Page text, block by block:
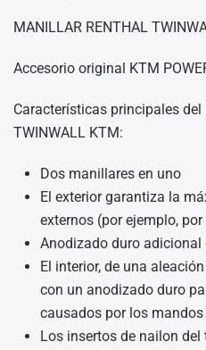
MANILLAR RENTHAL
Accesorio original KTM
Características principales del
TWINWALL KTM:
Dos manillares en uno
El exterior garantiza la
externos (por ejemplo,
Anodizado duro
El interior, de una
con un anodizado duro
causados por los
Los insertos de nailon